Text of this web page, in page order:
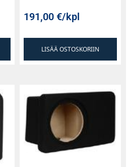
191,00€/kpl
LISÄÄ OSTOSKORIIN